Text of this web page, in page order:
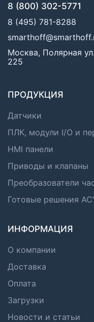
8 (800) 302-5771
8 (495) 781-8288
Москва, Полярная
225
ПРОДУКЦИЯ
Датчики
ПЛК, модули I/O и
HMI панели
Приводы и клапаны
Преобразователи
Готовые решения
ИНФОРМАЦИЯ
О компании
Доставка
Оплата
Загрузки
Новости и статьи